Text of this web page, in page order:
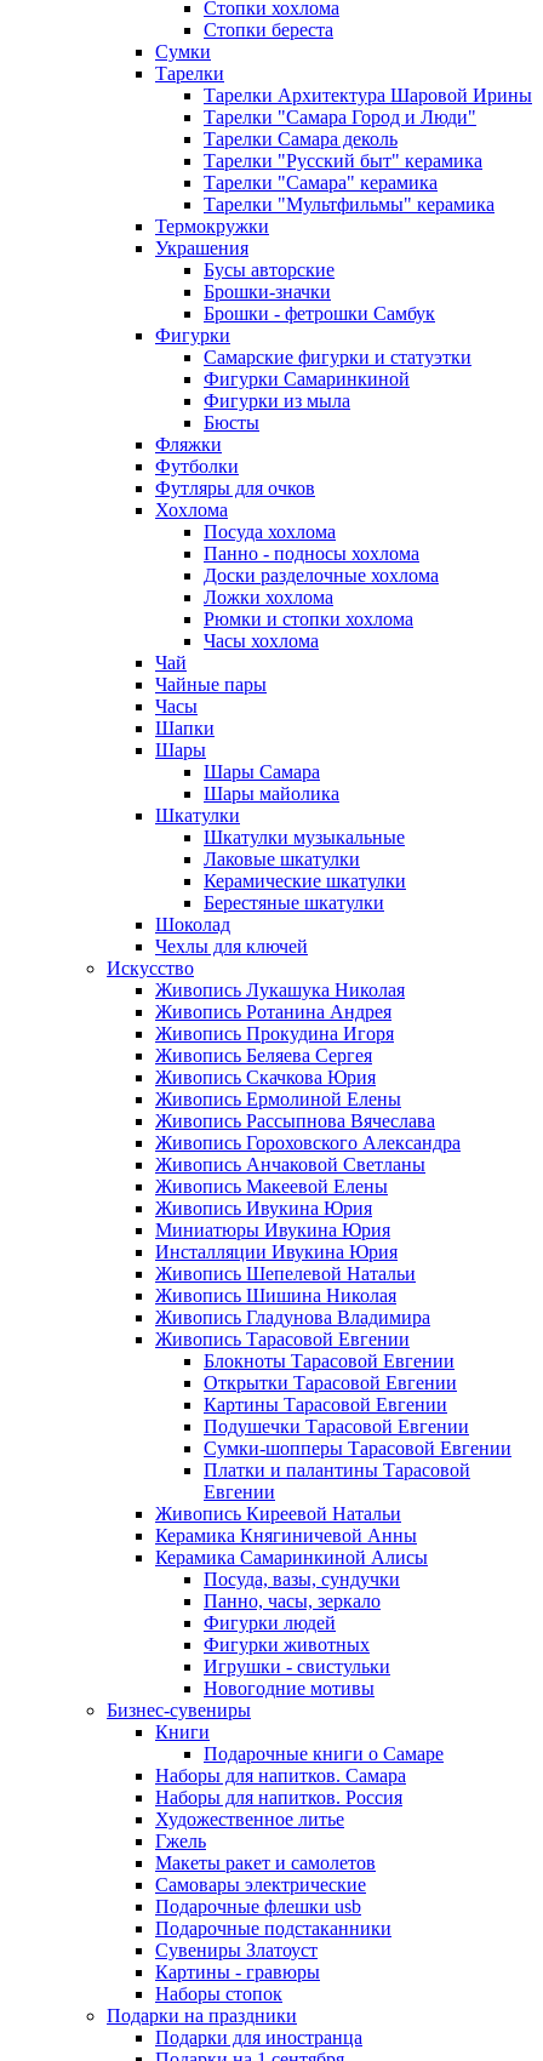
Стопки хохлома
Стопки береста
Сумки
Тарелки
Тарелки Архитектура Шаровой Ирины
Тарелки "Самара Город и Люди"
Тарелки Самара деколь
Тарелки "Русский быт" керамика
Тарелки "Самара" керамика
Тарелки "Мультфильмы" керамика
Термокружки
Украшения
Бусы авторские
Брошки-значки
Брошки - фетрошки Самбук
Фигурки
Самарские фигурки и статуэтки
Фигурки Самаринкиной
Фигурки из мыла
Бюсты
Фляжки
Футболки
Футляры для очков
Хохлома
Посуда хохлома
Панно - подносы хохлома
Доски разделочные хохлома
Ложки хохлома
Рюмки и стопки хохлома
Часы хохлома
Чай
Чайные пары
Часы
Шапки
Шары
Шары Самара
Шары майолика
Шкатулки
Шкатулки музыкальные
Лаковые шкатулки
Керамические шкатулки
Берестяные шкатулки
Шоколад
Чехлы для ключей
Искусство
Живопись Лукашука Николая
Живопись Ротанина Андрея
Живопись Прокудина Игоря
Живопись Беляева Сергея
Живопись Скачкова Юрия
Живопись Ермолиной Елены
Живопись Рассыпнова Вячеслава
Живопись Гороховского Александра
Живопись Анчаковой Светланы
Живопись Макеевой Елены
Живопись Ивукина Юрия
Миниатюры Ивукина Юрия
Инсталляции Ивукина Юрия
Живопись Шепелевой Натальи
Живопись Шишина Николая
Живопись Гладунова Владимира
Живопись Тарасовой Евгении
Блокноты Тарасовой Евгении
Открытки Тарасовой Евгении
Картины Тарасовой Евгении
Подушечки Тарасовой Евгении
Сумки-шопперы Тарасовой Евгении
Платки и палантины Тарасовой
Евгении
Живопись Киреевой Натальи
Керамика Княгиничевой Анны
Керамика Самаринкиной Алисы
Посуда, вазы, сундучки
Панно, часы, зеркало
Фигурки людей
Фигурки животных
Игрушки - свистульки
Новогодние мотивы
Бизнес-сувениры
Книги
Подарочные книги о Самаре
Наборы для напитков. Самара
Наборы для напитков. Россия
Художественное литье
Гжель
Макеты ракет и самолетов
Самовары электрические
Подарочные флешки usb
Подарочные подстаканники
Сувениры Златоуст
Картины - гравюры
Наборы стопок
Подарки на праздники
Подарки для иностранца